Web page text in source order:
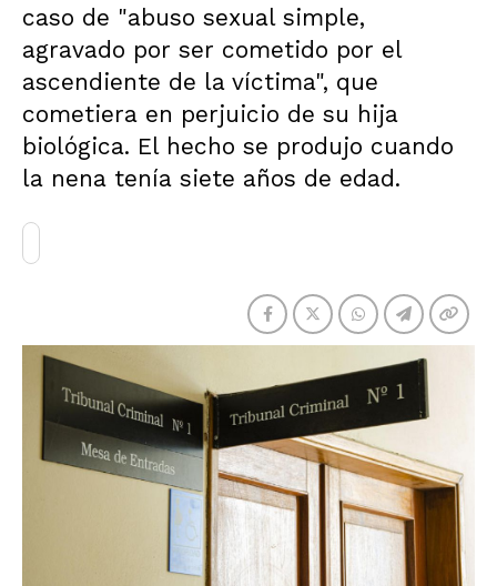
caso de "abuso sexual simple,
agravado por ser cometido por el
ascendiente de la víctima", que
cometiera en perjuicio de su hija
biológica. El hecho se produjo cuando
la nena tenía siete años de edad.